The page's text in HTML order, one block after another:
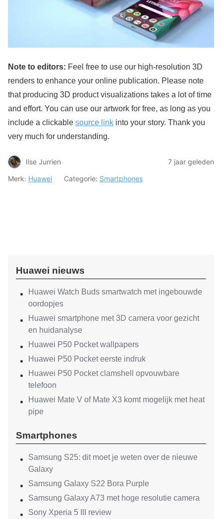
Note to editors: Feel free to use our high-resolution 3D
renders to enhance your online publication. Please note
that producing 3D product visualizations takes a lot of time
and effort. You can use our artwork for free, as long as you
include a clickable source link into your story. Thank you
very much for understanding.
Ilse Jurrien
7 jaar geleden
Merk: Huawei Categorie: Smartphones
Huawei nieuws
Huawei Watch Buds smartwatch met ingebouwde
oordopjes
Huawei smartphone met 3D camera voor gezicht
en huidanalyse
Huawei P50 Pocket wallpapers
Huawei P50 Pocket eerste indruk
Huawei P50 Pocket clamshell opvouwbare
telefoon
Huawei Mate V of Mate X3 komt mogelijk met heat
pipe
Smartphones
Samsung S25: dit moet je weten over de nieuwe
Galaxy
Samsung Galaxy S22 Bora Purple
Samsung Galaxy A73 met hoge resolutie camera
Sony Xperia 5 III review